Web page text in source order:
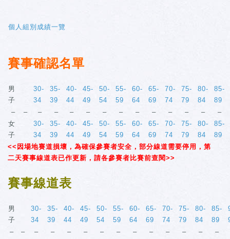
個人組別成績一覽
賽事確認名單
男
子
30-
34
35-
39
40-
44
45-
49
50-
54
55-
59
60-
64
65-
69
70-
74
75-
79
80-
84
85-
89
–
– – – – – – – – – – – –
–
女
子
30-
34
35-
39
40-
44
45-
49
50-
54
55-
59
60-
64
65-
69
70-
74
75-
79
80-
84
85-
89
<<因場地賽道損壞，為確保參賽者安全，部分線道需要停用，第
二天賽事線道表已作更新，請各參賽者比賽前查閱>>
賽事線道表
男
子
30-
34
35-
39
40-
44
45-
49
50-
54
55-
59
60-
64
65-
69
70-
74
75-
79
80-
84
85-
89
–
– – – – – – – – – – – –
–